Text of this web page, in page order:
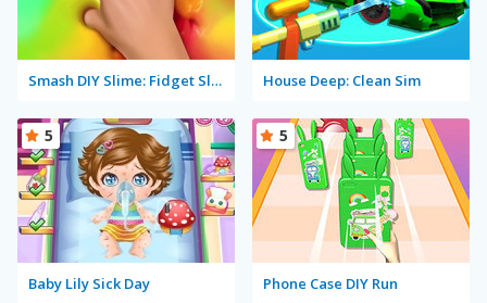
Smash DIY Slime: Fidget Slimy House Deep: Clean Sim
Baby Lily Sick Day
5
Phone Case DIY Run
5